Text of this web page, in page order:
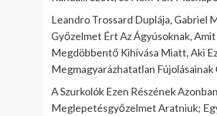
Leandro Trossard Duplája, Gabriel
Győzelmet Ért Az Ágyúsoknak,
Megdöbbentő Kihívása Miatt, Aki
Megmagyarázhatatlan Fújolásainak
A Szurkolók Ezen Részének
Meglepetésgyőzelmet Aratniuk;